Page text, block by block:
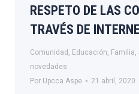
RESPETO DE LAS
TRAVÉS DE
Comunidad , Educación, Familia,
novedades
Por Upcca Aspe 21 abril, 2020